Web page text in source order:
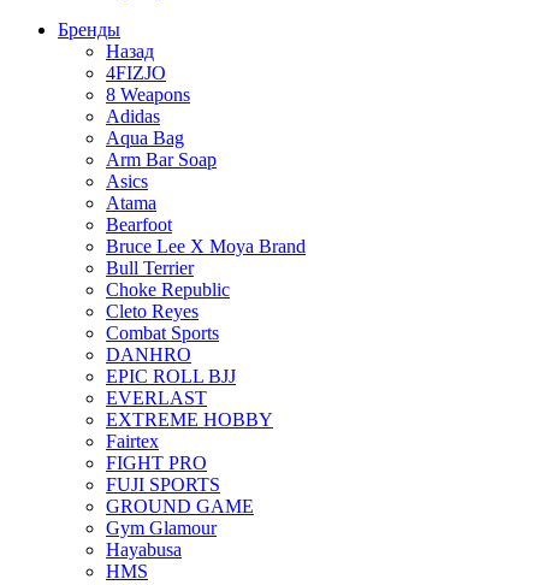
Бренды
Назад
4FIZJO
8 Weapons
Adidas
Aqua Bag
Arm Bar Soap
Asics
Atama
Bearfoot
Bruce Lee X Moya Brand
Bull Terrier
Choke Republic
Cleto Reyes
Combat Sports
DANHRO
EPIC ROLL BJJ
EVERLAST
EXTREME HOBBY
Fairtex
FIGHT PRO
FUJI SPORTS
GROUND GAME
Gym Glamour
Hayabusa
HMS